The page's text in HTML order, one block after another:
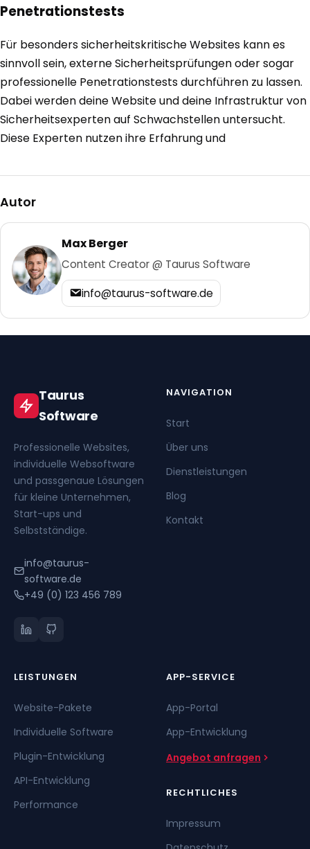
Penetrationstests
Für besonders sicherheitskritische Websites kann es
sinnvoll sein, externe Sicherheitsprüfungen oder sogar
professionelle Penetrationstests durchführen zu lassen.
Dabei werden deine Website und deine Infrastruktur von
Sicherheitsexperten auf Schwachstellen untersucht.
Diese Experten nutzen ihre Erfahrung und
Autor
Max Berger
Content Creator @ Taurus Software
info@taurus-software.de
Taurus
Software
Professionelle Websites,
individuelle Websoftware
und passgenaue Lösungen
für kleine Unternehmen,
Start-ups und
Selbstständige.
info@taurus-
software.de
+49 (0) 123 456 789
NAVIGATION
Start
Über uns
Dienstleistungen
Blog
Kontakt
LEISTUNGEN
Website-Pakete
Individuelle Software
Plugin-Entwicklung
API-Entwicklung
Performance
APP-SERVICE
App-Portal
App-Entwicklung
Angebot anfragen
RECHTLICHES
Impressum